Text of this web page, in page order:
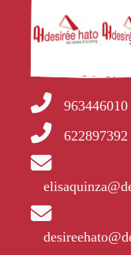
963446010
622897392